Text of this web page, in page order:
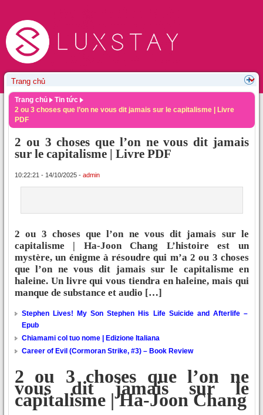
Trang chủ
Tin tức
2 ou 3 choses que l’on ne vous dit jamais sur le capitalisme | Livre
PDF
2 ou 3 choses que l’on ne vous dit jamais
sur le capitalisme | Livre PDF
10:22:21 - 14/10/2025 - admin
2 ou 3 choses que l’on ne vous dit jamais sur le
capitalisme | Ha-Joon Chang L’histoire est un
mystère, un énigme à résoudre qui m’a 2 ou 3 choses
que l’on ne vous dit jamais sur le capitalisme en
haleine. Un livre qui vous tiendra en haleine, mais qui
manque de substance et audio […]
Stephen Lives! My Son Stephen His Life Suicide and Afterlife –
Epub
Chiamami col tuo nome | Edizione Italiana
Career of Evil (Cormoran Strike, #3) – Book Review
2 ou 3 choses que l’on ne
vous dit jamais sur le
capitalisme | Ha-Joon Chang